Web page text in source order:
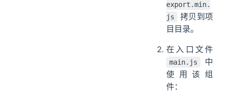
export.min.
js
拷贝到项
目目录。
在入口文件
main.js
中
使用该组
件：